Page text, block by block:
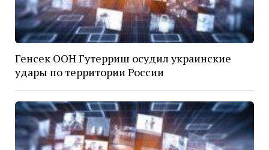
Генсек ООН Гутерриш осудил украинские
удары по территории России